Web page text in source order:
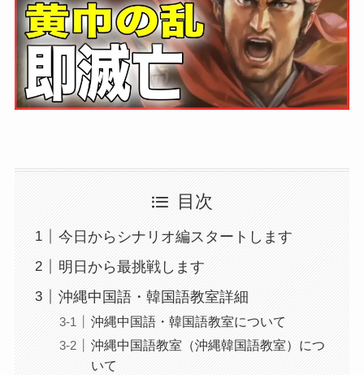
目次
今日からシナリオ編スタートします
明日から最挑戦します
沖縄中国語・韓国語教室詳細
沖縄中国語・韓国語教室について
沖縄中国語教室（沖縄韓国語教室）につ
いて